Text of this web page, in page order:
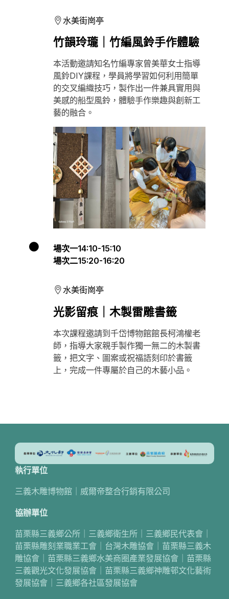
水美街崗亭
竹韻玲瓏｜竹編風鈴手作體驗
本活動邀請知名竹編專家曾美華女士指導
風鈴DIY課程，學員將學習如何利用簡單
的交叉編織技巧，製作出一件兼具實用與
美感的船型風鈴，體驗手作樂趣與創新工
藝的融合。
場次一14:10-15:10
場次二15:20-16:20
水美街崗亭
光影留痕｜木製雷雕書籤
本次課程邀請到千岱博物館館長柯鴻權老
師，指導大家親手製作獨一無二的木製書
籤，把文字、圖案或祝福語刻印於書籤
上，完成一件專屬於自己的木藝小品。
執行單位
三義木雕博物館｜威爾帝整合行銷有限公司
協辦單位
苗栗縣三義鄉公所｜三義鄉衛生所｜三義鄉民代表會｜
苗栗縣雕刻業職業工會｜台灣木雕協會｜苗栗縣三義木
雕協會｜苗栗縣三義鄉水美商圈產業發展協會｜苗栗縣
三義觀光文化發展協會｜苗栗縣三義鄉神雕邨文化藝術
發展協會｜三義鄉各社區發展協會